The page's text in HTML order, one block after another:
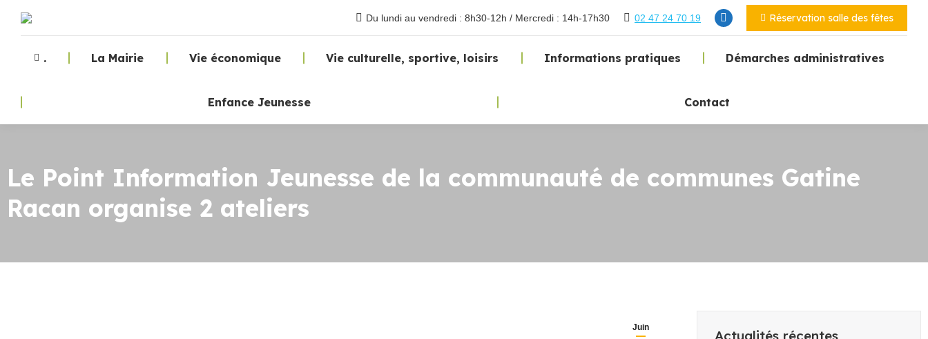
Du lundi au vendredi : 8h30-12h / Mercredi : 14h-17h30 02 47 24 70 19 Réservation salle des fêtes
. La Mairie Vie économique Vie culturelle, sportive, loisirs Informations pratiques Démarches administratives
Enfance Jeunesse Contact
Le Point Information Jeunesse de la communauté de communes Gatine
Racan organise 2 ateliers
Juin Actualités récentes